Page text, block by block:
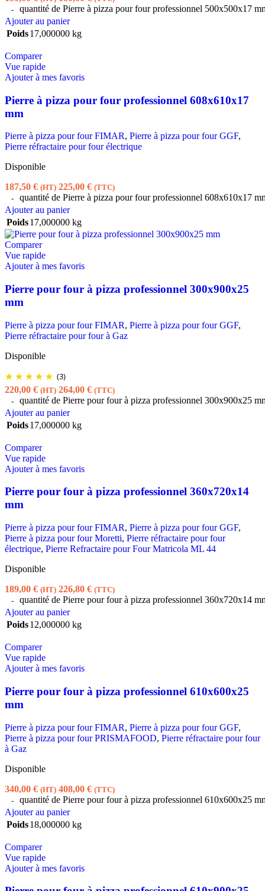
quantité de Pierre à pizza pour four professionnel 500x500x17
Ajouter au panier
Poids17,000000 kg
Comparer
Vue rapide
Ajouter à mes favoris
Pierre à pizza pour four professionnel 608x610x17
mm
Pierre à pizza pour four FIMAR, Pierre à pizza pour four GGF,
Pierre réfractaire pour four électrique
Disponible
187,50 € (HT) 225,00 € (TTC)
quantité de Pierre à pizza pour four professionnel 608x610x17
Ajouter au panier
Poids17,000000 kg
Comparer
Vue rapide
Ajouter à mes favoris
Pierre pour four à pizza professionnel 300x900x25
mm
Pierre à pizza pour four FIMAR, Pierre à pizza pour four GGF,
Pierre réfractaire pour four à Gaz
Disponible
(3)
220,00 € (HT) 264,00 € (TTC)
quantité de Pierre pour four à pizza professionnel 300x900x25
Ajouter au panier
Poids17,000000 kg
Comparer
Vue rapide
Ajouter à mes favoris
Pierre pour four à pizza professionnel 360x720x14
mm
Pierre à pizza pour four FIMAR, Pierre à pizza pour four GGF,
Pierre à pizza pour four Moretti, Pierre réfractaire pour four
électrique, Pierre Refractaire pour Four Matricola ML 44
Disponible
189,00 € (HT) 226,80 € (TTC)
quantité de Pierre pour four à pizza professionnel 360x720x14
Ajouter au panier
Poids12,000000 kg
Comparer
Vue rapide
Ajouter à mes favoris
Pierre pour four à pizza professionnel 610x600x25
mm
Pierre à pizza pour four FIMAR, Pierre à pizza pour four GGF,
Pierre à pizza pour four PRISMAFOOD, Pierre réfractaire pour four
à Gaz
Disponible
340,00 € (HT) 408,00 € (TTC)
quantité de Pierre pour four à pizza professionnel 610x600x25
Ajouter au panier
Poids18,000000 kg
Comparer
Vue rapide
Ajouter à mes favoris